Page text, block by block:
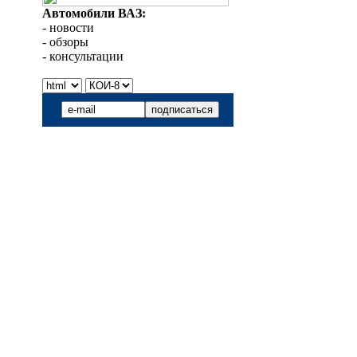
Автомобили ВАЗ:
- новости
- обзоры
- консультации